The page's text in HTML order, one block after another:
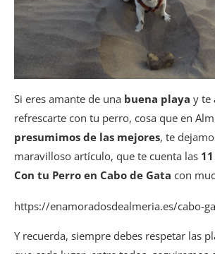
Si eres amante de una buena playa y te
refrescarte con tu perro, cosa que en
presumimos de las mejores, te
maravilloso artículo, que te cuenta las
Con tu Perro en Cabo de Gata con
https://enamoradosdealmeria.es/cabo-
Y recuerda, siempre debes respetar las